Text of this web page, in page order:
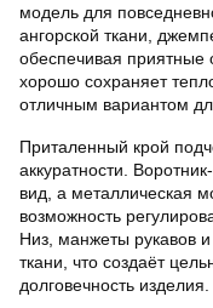
модель для
ангорской ткани,
обеспечивая
хорошо сохраняет
отличным вариантом
Приталенный крой
аккуратности.
вид, а металлическая
возможность
Низ, манжеты рукавов
ткани, что создаёт
долговечность изделия.